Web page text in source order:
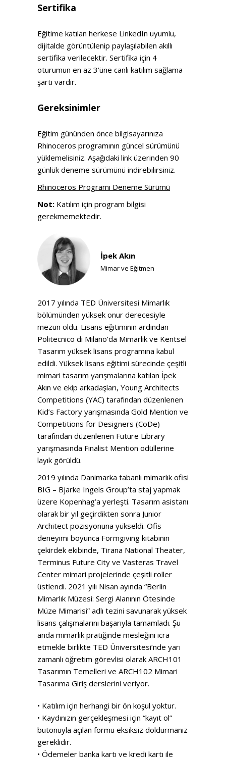
Sertifika
Eğitime katılan herkese LinkedIn uyumlu,
dijitalde görüntülenip paylaşılabilen akıllı
sertifika verilecektir. Sertifika için 4
oturumun en az 3’üne canlı katılım sağlama
şartı vardır.
Gereksinimler
Eğitim gününden önce bilgisayarınıza
Rhinoceros programının güncel sürümünü
yüklemelisiniz. Aşağıdaki link üzerinden 90
günlük deneme sürümünü indirebilirsiniz.
Rhinoceros Programı Deneme Sürümü
Not: Katılım için program bilgisi
gerekmemektedir.
İpek Akın
Mimar ve Eğitmen
2017 yılında TED Üniversitesi Mimarlık
bölümünden yüksek onur derecesiyle
mezun oldu. Lisans eğitiminin ardından
Politecnico di Milano’da Mimarlık ve Kentsel
Tasarım yüksek lisans programına kabul
edildi. Yüksek lisans eğitimi sürecinde çeşitli
mimari tasarım yarışmalarına katılan İpek
Akın ve ekip arkadaşları, Young Architects
Competitions (YAC) tarafından düzenlenen
Kid’s Factory yarışmasında Gold Mention ve
Competitions for Designers (CoDe)
tarafından düzenlenen Future Library
yarışmasında Finalist Mention ödüllerine
layık görüldü.
2019 yılında Danimarka tabanlı mimarlık ofisi
BIG – Bjarke Ingels Group’ta staj yapmak
üzere Kopenhag’a yerleşti. Tasarım asistanı
olarak bir yıl geçirdikten sonra Junior
Architect pozisyonuna yükseldi. Ofis
deneyimi boyunca Formgiving kitabının
çekirdek ekibinde, Tirana National Theater,
Terminus Future City ve Vasteras Travel
Center mimari projelerinde çeşitli roller
üstlendi. 2021 yılı Nisan ayında “Berlin
Mimarlık Müzesi: Sergi Alanının Ötesinde
Müze Mimarisi” adlı tezini savunarak yüksek
lisans çalışmalarını başarıyla tamamladı. Şu
anda mimarlık pratiğinde mesleğini icra
etmekle birlikte TED Üniversitesi’nde yarı
zamanlı öğretim görevlisi olarak ARCH101
Tasarımın Temelleri ve ARCH102 Mimari
Tasarıma Giriş derslerini veriyor.
• Katılım için herhangi bir ön koşul yoktur.
• Kaydınızın gerçekleşmesi için “kayıt ol”
butonuyla açılan formu eksiksiz doldurmanız
gereklidir.
• Ödemeler banka kartı ve kredi kartı ile